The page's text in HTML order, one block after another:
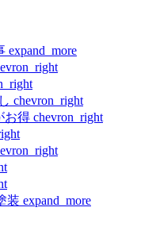
expand_more
chevron_right
お得 chevron_right
装 expand_more